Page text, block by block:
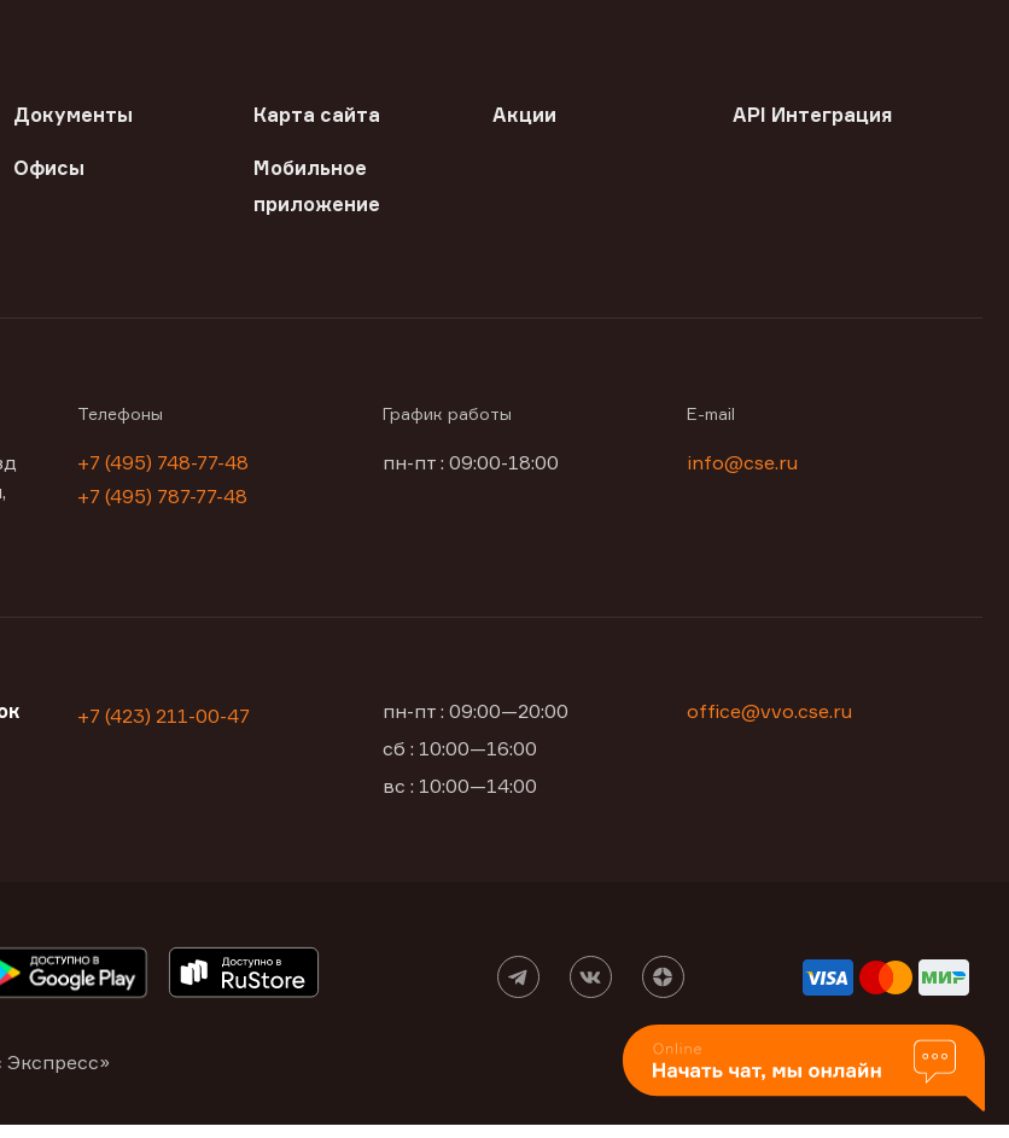
Документы Карта сайта Акции API Интеграция
Офисы
Мобильное
приложение
Телефоны
+7 (495) 748-77-48
+7 (495) 787-77-48
График работы
пн-пт : 09:00-18:00
E-mail
info@cse.ru
+7 (423) 211-00-47
пн-пт : 09:00—20:00
сб : 10:00—16:00
вс : 10:00—14:00
office@vvo.cse.ru